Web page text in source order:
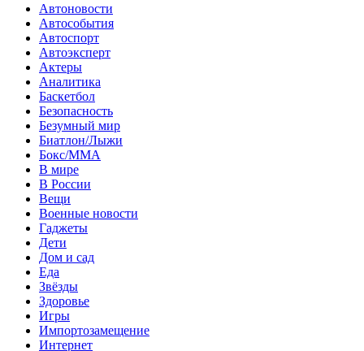
Автоновости
Автособытия
Автоспорт
Автоэксперт
Актеры
Аналитика
Баскетбол
Безопасность
Безумный мир
Биатлон/Лыжи
Бокс/MMA
В мире
В России
Вещи
Военные новости
Гаджеты
Дети
Дом и сад
Еда
Звёзды
Здоровье
Игры
Импортозамещение
Интернет